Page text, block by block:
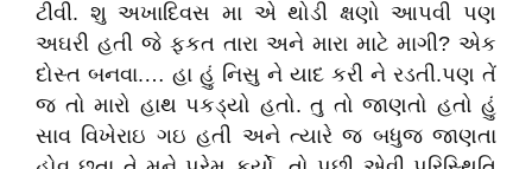
ટીવી. શુ અખાદિવસ મા એ થોડી ક્ષણો આપવી પણ
અઘરી હતી જે ફકત તારા અને મારા માટે માગી? એક
દોસ્ત બનવા.… હા હું નિસુ ને યાદ કરી ને રડતી.પણ તેં
જ તો મારો હાથ પકડ્યો હતો. તુ તો જાણતો હતો હું
સાવ વિખેરાઇ ગઇ હતી અને ત્યારે જ બધુજ જાણતા